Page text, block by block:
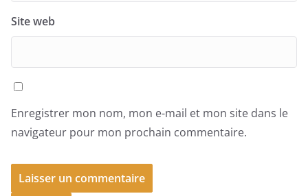
Site web
Enregistrer mon nom, mon e-mail et mon site dans le
navigateur pour mon prochain commentaire.